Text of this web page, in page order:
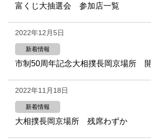
富くじ大抽選会 参加店一覧
2022年12月5日
新着情報
市制50周年記念大相撲長岡京場所
2022年11月18日
新着情報
大相撲長岡京場所 残席わずか